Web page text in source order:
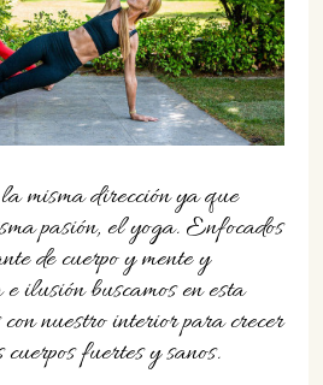
misma dirección ya que
pasión, el yoga. Enfocados
de cuerpo y mente y
ilusión buscamos en esta
nuestro interior para crecer
fuertes y sanos.